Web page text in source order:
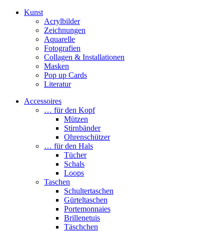
Kunst
Acrylbilder
Zeichnungen
Aquarelle
Fotografien
Collagen & Installationen
Masken
Pop up Cards
Literatur
Accessoires
… für den Kopf
Mützen
Stirnbänder
Ohrenschützer
… für den Hals
Tücher
Schals
Loops
Taschen
Schultertaschen
Gürteltaschen
Portemonnaies
Brillenetuis
Täschchen